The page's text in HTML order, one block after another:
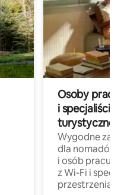
Osoby
i specjaliści z
turystycznej
Wygodne
dla nomadów
i osób
z Wi-Fi i
przestrzenią